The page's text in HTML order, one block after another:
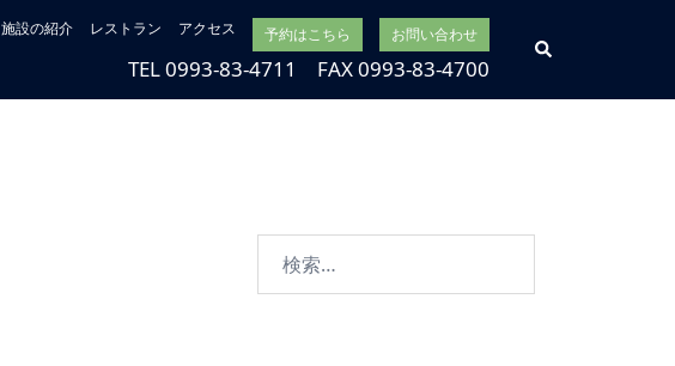
施設の紹介 レストラン アクセス 予約はこちら お問い合わせ
TEL 0993-83-4711 FAX 0993-83-4700
検
索